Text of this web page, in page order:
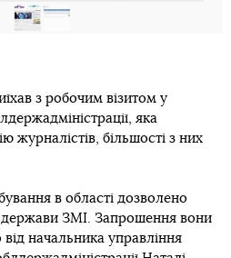
з робочим візитом у
яка
журналістів, більшості з них
в області дозволено
ЗМІ. Запрошення вони
начальника управління